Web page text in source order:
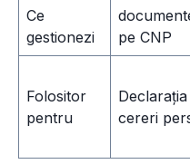
Ce
gestionezi
pe CNP
Folositor
pentru
cereri